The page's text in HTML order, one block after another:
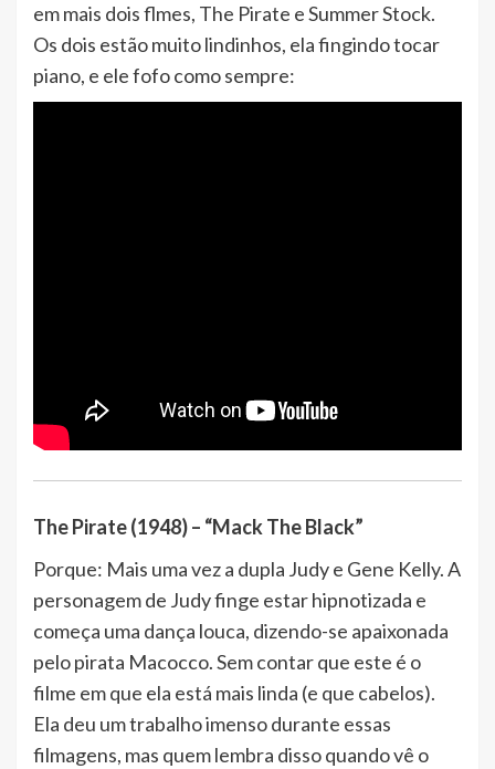
em mais dois flmes, The Pirate e Summer Stock.
Os dois estão muito lindinhos, ela fingindo tocar
piano, e ele fofo como sempre:
The Pirate (1948) – “Mack The Black”
Porque: Mais uma vez a dupla Judy e Gene Kelly. A
personagem de Judy finge estar hipnotizada e
começa uma dança louca, dizendo-se apaixonada
pelo pirata Macocco. Sem contar que este é o
filme em que ela está mais linda (e que cabelos).
Ela deu um trabalho imenso durante essas
filmagens, mas quem lembra disso quando vê o